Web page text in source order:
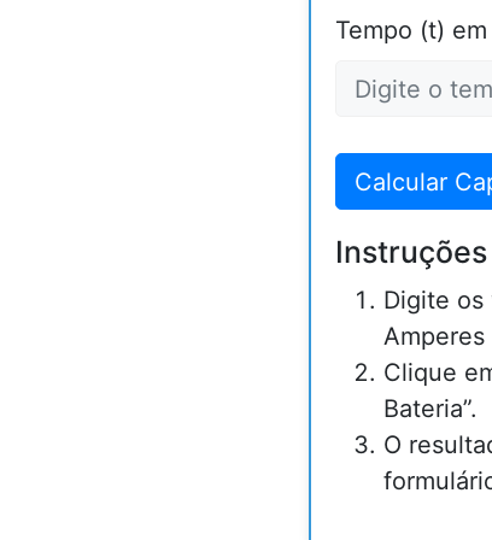
Tempo (t)
Calcular
Digite os
Clique
Bateria”.
O